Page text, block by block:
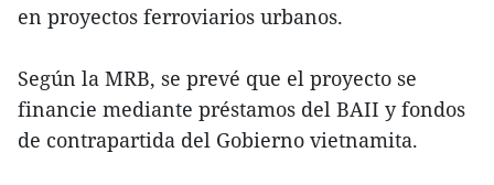
en proyectos ferroviarios urbanos.
Según la MRB, se prevé que el proyecto se
financie mediante préstamos del BAII y fondos
de contrapartida del Gobierno vietnamita.